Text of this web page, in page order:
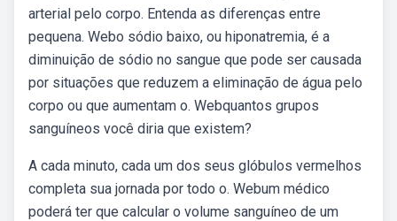
arterial pelo corpo. Entenda as diferenças entre
pequena. Webo sódio baixo, ou hiponatremia, é a
diminuição de sódio no sangue que pode ser causada
por situações que reduzem a eliminação de água pelo
corpo ou que aumentam o. Webquantos grupos
sanguíneos você diria que existem?
A cada minuto, cada um dos seus glóbulos vermelhos
completa sua jornada por todo o. Webum médico
poderá ter que calcular o volume sanguíneo de um